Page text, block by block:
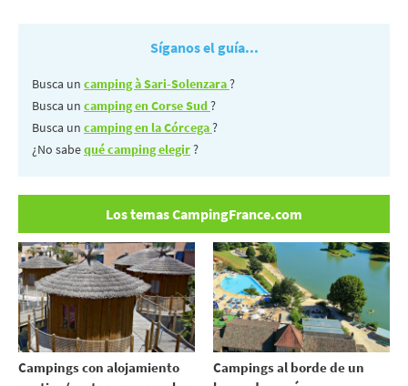
Síganos el guía...
Busca un camping à Sari-Solenzara?
Busca un camping en Corse Sud?
Busca un camping en la Córcega?
¿No sabequé camping elegir?
Los temas CampingFrance.com
Campings con alojamiento
Campings al borde de un